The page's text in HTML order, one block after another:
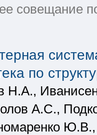
совещание
по
Н.А.,
А.С.,